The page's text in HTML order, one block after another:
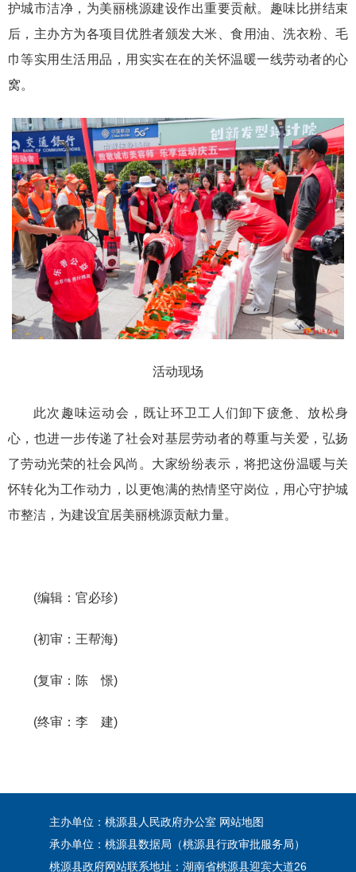
护城市洁净，为美丽桃源建设作出重要贡献。趣味比拼结束
后，主办方为各项目优胜者颁发大米、食用油、洗衣粉、毛
巾等实用生活用品，用实实在在的关怀温暖一线劳动者的心
窝。
活动现场
此次趣味运动会，既让环卫工人们卸下疲惫、放松身
心，也进一步传递了社会对基层劳动者的尊重与关爱，弘扬
了劳动光荣的社会风尚。大家纷纷表示，将把这份温暖与关
怀转化为工作动力，以更饱满的热情坚守岗位，用心守护城
市整洁，为建设宜居美丽桃源贡献力量。
(编辑：官必珍)
(初审：王帮海)
(复审：陈 憬)
(终审：李 建)
主办单位：桃源县人民政府办公室 网站地图
承办单位：桃源县数据局（桃源县行政审批服务局）
桃源县政府网站联系地址：湖南省桃源县迎宾大道26